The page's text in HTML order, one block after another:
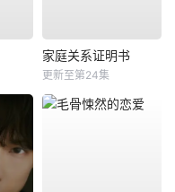
家庭关系证明书
更新至第24集